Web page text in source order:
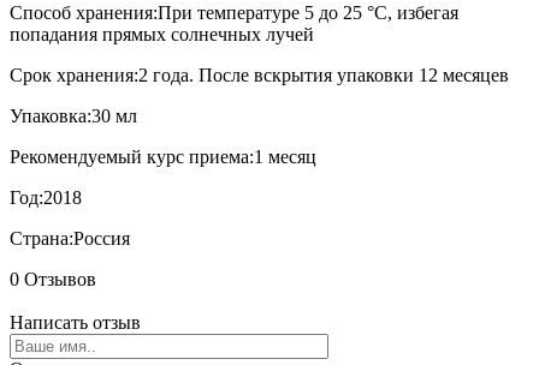
Способ хранения:При температуре 5 до 25 °C, избегая
попадания прямых солнечных лучей
Срок хранения:2 года. После вскрытия упаковки 12 месяцев
Упаковка:30 мл
Рекомендуемый курс приема:1 месяц
Год:2018
Страна:Россия
0 Отзывов
Написать отзыв